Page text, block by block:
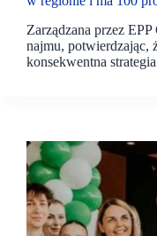
Zarządzana przez
najmu, potwierdzając,
konsekwentna